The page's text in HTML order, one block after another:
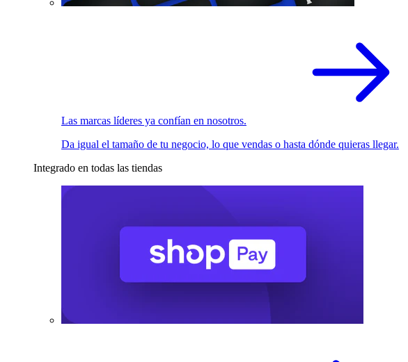
Las marcas líderes ya confían en nosotros.
Da igual el tamaño de tu negocio, lo que vendas o hasta dónde quieras llegar.
Integrado en todas las tiendas